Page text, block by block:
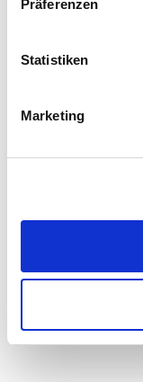
Präferenzen
Statistiken
Marketing